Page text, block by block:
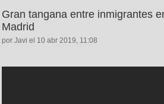
Gran tangana entre inmigrantes
Madrid
por Javi el 10 abr 2019, 11:08